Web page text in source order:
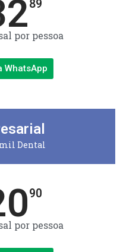
89
por pessoa
WhatsApp
Dental
90
por pessoa